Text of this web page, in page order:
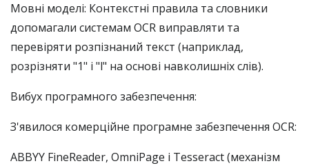
Мовні моделі: Контекстні правила та словники
допомагали системам OCR виправляти та
перевіряти розпізнаний текст (наприклад,
розрізняти "1" і "l" на основі навколишніх слів).
Вибух програмного забезпечення:
З'явилося комерційне програмне забезпечення OCR:
ABBYY FineReader, OmniPage і Tesseract (механізм